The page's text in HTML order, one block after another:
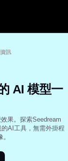
訊
AI 模型一
果。探索Seedream
AI工具，無需外掛程